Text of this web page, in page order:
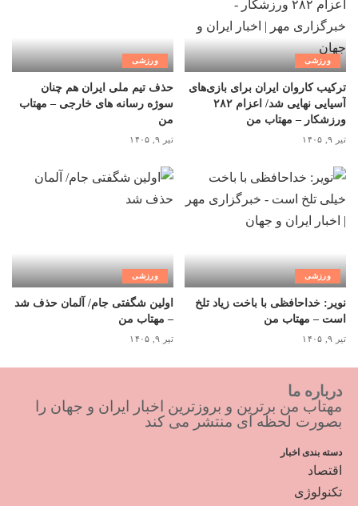
ورزشی
ترکیب کاروان ایران برای بازی‌های
آسیایی نهایی شد/ اعزام ۲۸۲
ورزشکار – مهتاب من
تیر ۹, ۱۴۰۵
ورزشی
حذف تیم ملی ایران هم چنان
سوژه رسانه های خارجی – مهتاب
من
تیر ۹, ۱۴۰۵
ورزشی
نویر: خداحافظی با باخت زیاد تلخ
است – مهتاب من
تیر ۹, ۱۴۰۵
ورزشی
اولین شگفتی جام/ آلمان حذف شد
– مهتاب من
تیر ۹, ۱۴۰۵
درباره ما
مهتاب من برترین و بروزترین اخبار ایران و جهان را
بصورت لحظه ای منتشر می کند
دسته بندی اخبار
اقتصاد
تکنولوژی